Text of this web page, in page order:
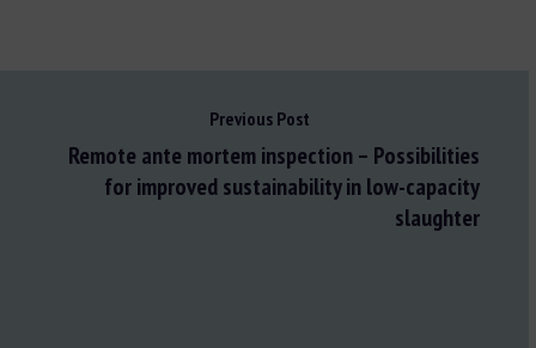
Previous Post
Remote ante mortem inspection – Possibilities
for improved sustainability in low-capacity
slaughter